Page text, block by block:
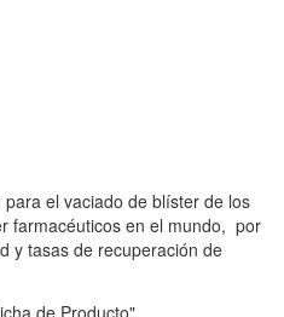
el vaciado de blíster de los
farmacéuticos en el mundo, por
y tasas de recuperación de
de Producto".